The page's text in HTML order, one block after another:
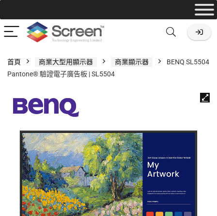
首頁 商業大型用顯示器 商業顯示器
BENQ SL5504
Pantone® 驗證電子廣告板 | SL5504